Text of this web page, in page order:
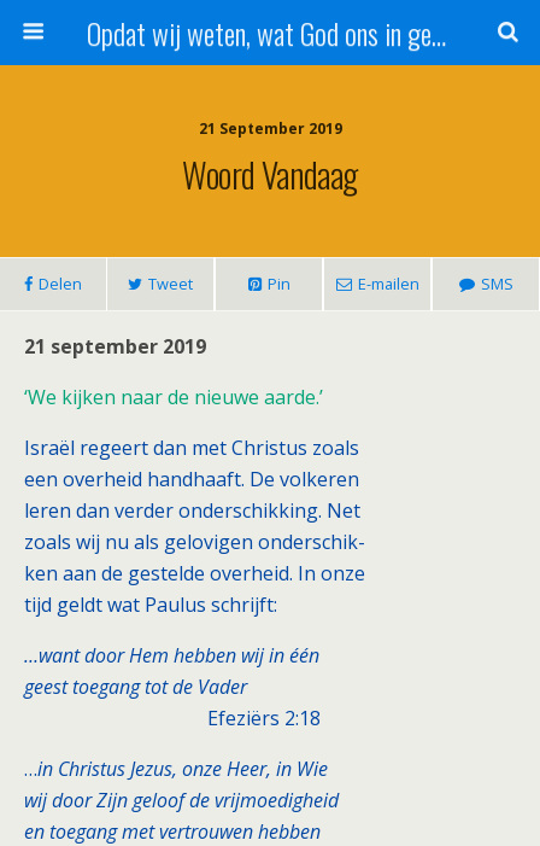
Opdat wij weten, wat God ons in genade schenkt!
21 September 2019
Woord Vandaag
Delen Tweet Pin E-mailen SMS
21 september 2019
‘We kijken naar de nieuwe aarde.’
Israël regeert dan met Christus zoals
een overheid handhaaft. De volkeren
leren dan verder onderschikking. Net
zoals wij nu als gelovigen onderschik-
ken aan de gestelde overheid. In onze
tijd geldt wat Paulus schrijft:
…want door Hem hebben wij in één
geest toegang tot de Vader
Efeziërs 2:18
…in Christus Jezus, onze Heer, in Wie
wij door Zijn geloof de vrijmoedigheid
en toegang met vertrouwen hebben